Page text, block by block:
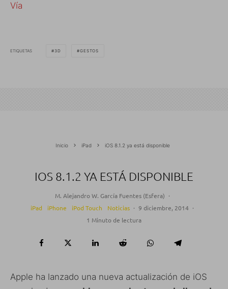
Vía
ETIQUETAS 3D GESTOS
Inicio iPad iOS 8.1.2 ya está disponible
IOS 8.1.2 YA ESTÁ DISPONIBLE
M. Alejandro W. García Fuentes (Esfera) ·
iPad
iPhone iPod Touch Noticias · 9 diciembre, 2014 ·
1 Minuto de lectura
Apple ha lanzado una nueva actualización de iOS